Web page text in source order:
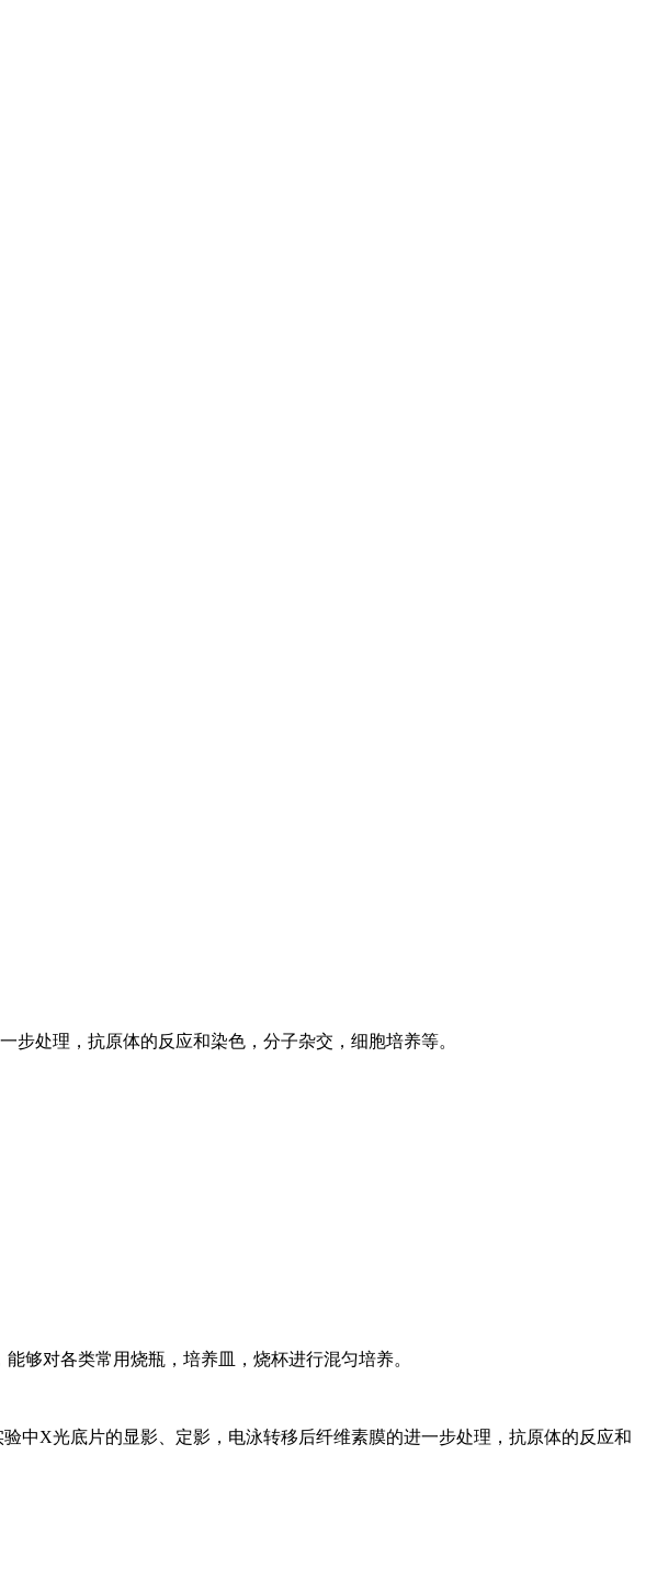
处理，抗原体的反应和染色，分子杂交，细胞培养等。
够对各类常用烧瓶，培养皿，烧杯进行混匀培养。
中X光底片的显影、定影，电泳转移后纤维素膜的进一步处理，抗原体的反应和